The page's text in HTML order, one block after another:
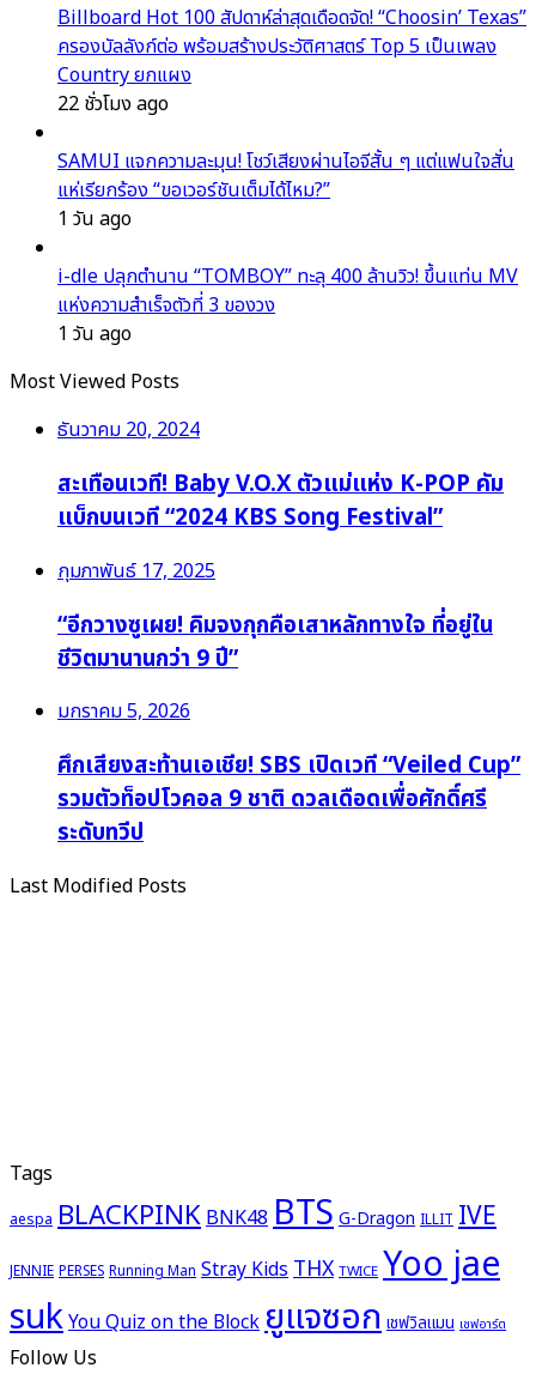
Billboard Hot 100 สัปดาห์ล่าสุดเดือดจัด! “Choosin’ Texas”
ครองบัลลังก์ต่อ พร้อมสร้างประวัติศาสตร์ Top 5 เป็นเพลง
Country ยกแผง
22 ชั่วโมง ago
SAMUI แจกความละมุน! โชว์เสียงผ่านไอจีสั้น ๆ แต่แฟนใจสั่น
แห่เรียกร้อง “ขอเวอร์ชันเต็มได้ไหม?”
1 วัน ago
i-dle ปลุกตำนาน “TOMBOY” ทะลุ 400 ล้านวิว! ขึ้นแท่น MV
แห่งความสำเร็จตัวที่ 3 ของวง
1 วัน ago
Most Viewed Posts
ธันวาคม 20, 2024
สะเทือนเวที! Baby V.O.X ตัวแม่แห่ง K-POP คัม
แบ็กบนเวที “2024 KBS Song Festival”
กุมภาพันธ์ 17, 2025
“อีกวางซูเผย! คิมจงกุกคือเสาหลักทางใจ ที่อยู่ใน
ชีวิตมานานกว่า 9 ปี”
มกราคม 5, 2026
ศึกเสียงสะท้านเอเชีย! SBS เปิดเวที “Veiled Cup”
รวมตัวท็อปโวคอล 9 ชาติ ดวลเดือดเพื่อศักดิ์ศรี
ระดับทวีป
Last Modified Posts
Tags
aespa BLACKPINK BNK48BTSG-Dragon ILLIT IVE
JENNIE PERSES Running Man Stray Kids THX TWICE Yoo jae
sukYou Quiz on the Blockยูแจซอก เชฟวิลแมน เชฟอาร์ต
Follow Us